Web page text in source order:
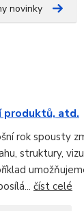
novinky
produktů, atd.
rok spousty
struktury,
číst celé